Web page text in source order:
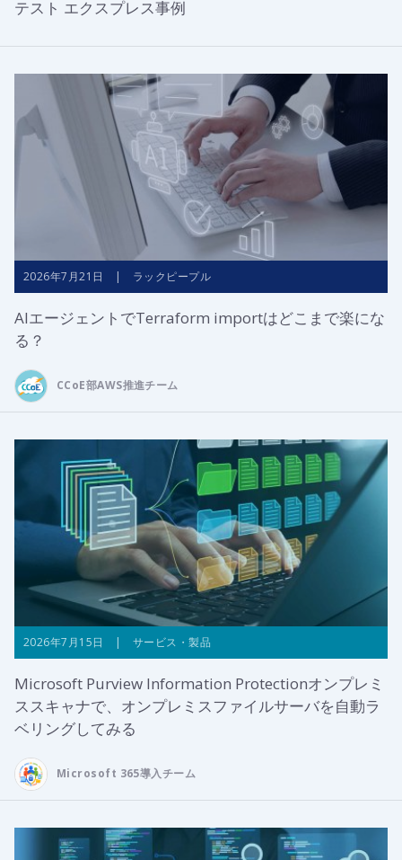
テスト エクスプレス事例
2026年7月21日 | ラックピープル
AIエージェントでTerraform importはどこまで楽にな
る？
CCoE部AWS推進チーム
2026年7月15日 | サービス・製品
Microsoft Purview Information Protectionオンプレミ
ススキャナで、オンプレミスファイルサーバを自動ラ
ベリングしてみる
Microsoft 365導入チーム